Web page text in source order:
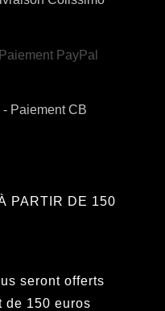
PARTIR DE 150
seront offerts
de 150 euros